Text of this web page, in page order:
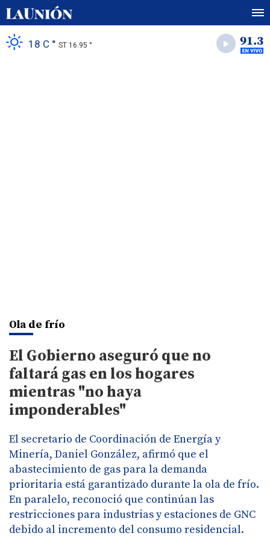
18 C ° ST 16.95 °
Ola de frío
El Gobierno aseguró que no
faltará gas en los hogares
mientras "no haya
imponderables"
El secretario de Coordinación de Energía y
Minería, Daniel González, afirmó que el
abastecimiento de gas para la demanda
prioritaria está garantizado durante la ola de frío.
En paralelo, reconoció que continúan las
restricciones para industrias y estaciones de GNC
debido al incremento del consumo residencial.